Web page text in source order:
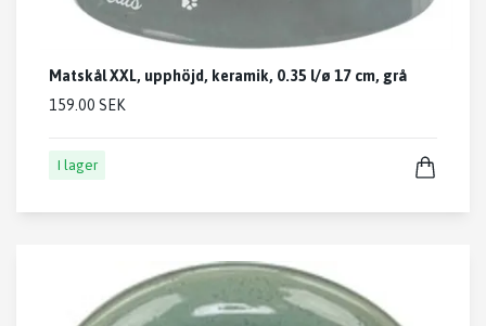
Matskål XXL, upphöjd, keramik, 0.35 l/ø 17 cm, grå
159.00 SEK
I lager